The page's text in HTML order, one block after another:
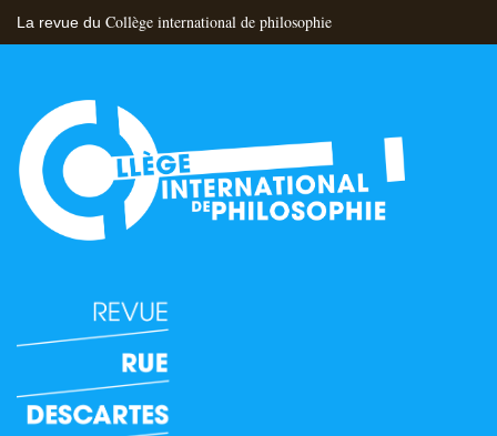
La revue du Collège international de philosophie